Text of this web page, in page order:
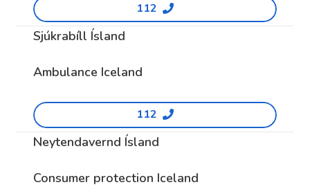
112
Sjúkrabíll Ísland
Ambulance Iceland
112
Neytendavernd Ísland
Consumer protection Iceland